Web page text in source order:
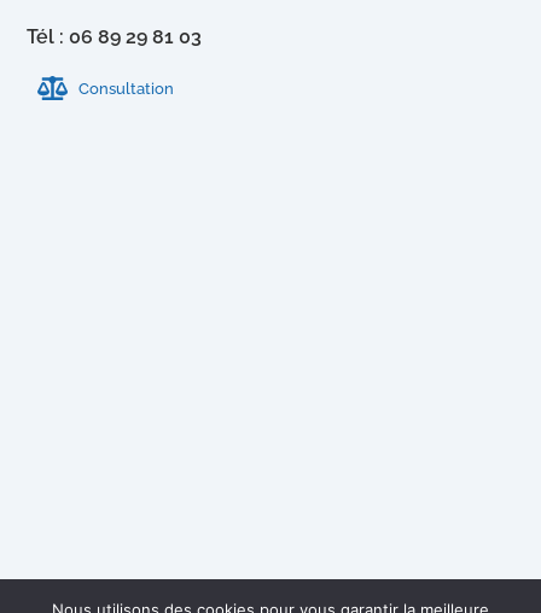
Tél : 06 89 29 81 03
Consultation